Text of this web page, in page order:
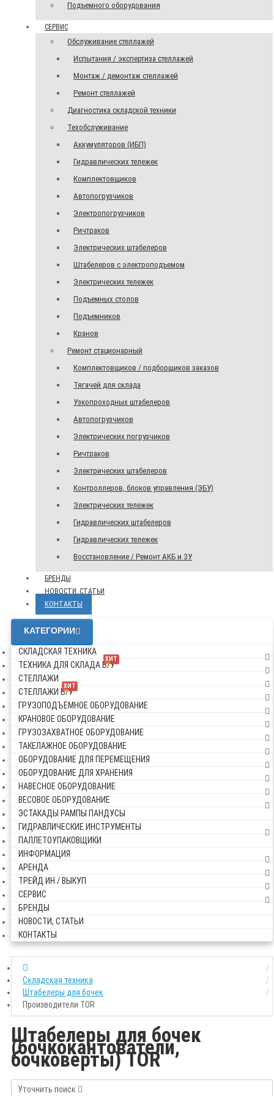
Подъемного оборудования
СЕРВИС
Обслуживание стеллажей
Испытания / экспертиза стеллажей
Монтаж / демонтаж стеллажей
Ремонт стеллажей
Диагностика складской техники
Техобслуживание
Аккумуляторов (ИБП)
Гидравлических тележек
Комплектовщиков
Автопогрузчиков
Электропогрузчиков
Ричтраков
Электрических штабелеров
Штабелеров с электроподъемом
Электрических тележек
Подъемных столов
Подъемников
Кранов
Ремонт стационарный
Комплектовщиков / подборщиков заказов
Тягачей для склада
Узкопроходных штабелеров
Автопогрузчиков
Электрических погрузчиков
Ричтраков
Электрических штабелеров
Контроллеров, блоков управления (ЭБУ)
Электрических тележек
Гидравлических штабелеров
Гидравлических тележек
Восстановление / Ремонт АКБ и ЗУ
БРЕНДЫ
НОВОСТИ, СТАТЬИ
КОНТАКТЫ
КАТЕГОРИИ
СКЛАДСКАЯ ТЕХНИКА
ХИТ
ТЕХНИКА ДЛЯ СКЛАДА Б/У
СТЕЛЛАЖИ
ХИТ
СТЕЛЛАЖИ Б/У
ГРУЗОПОДЪЕМНОЕ ОБОРУДОВАНИЕ
КРАНОВОЕ ОБОРУДОВАНИЕ
ГРУЗОЗАХВАТНОЕ ОБОРУДОВАНИЕ
ТАКЕЛАЖНОЕ ОБОРУДОВАНИЕ
ОБОРУДОВАНИЕ ДЛЯ ПЕРЕМЕЩЕНИЯ
ОБОРУДОВАНИЕ ДЛЯ ХРАНЕНИЯ
НАВЕСНОЕ ОБОРУДОВАНИЕ
ВЕСОВОЕ ОБОРУДОВАНИЕ
ЭСТАКАДЫ РАМПЫ ПАНДУСЫ
ГИДРАВЛИЧЕСКИЕ ИНСТРУМЕНТЫ
ПАЛЛЕТОУПАКОВЩИКИ
ИНФОРМАЦИЯ
АРЕНДА
ТРЕЙД ИН / ВЫКУП
СЕРВИС
БРЕНДЫ
НОВОСТИ, СТАТЬИ
КОНТАКТЫ
Складская техника
Штабелеры для бочек
Производители TOR
Штабелеры для бочек
(бочкокантователи,
бочковерты) TOR
Уточнить поиск